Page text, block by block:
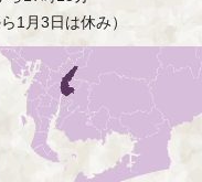
1月3日は休み）